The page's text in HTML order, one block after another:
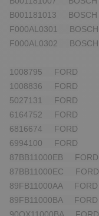
B001181013 BOSCH
F000AL0301 BOSCH
F000AL0302 BOSCH
1008795 FORD
1008836 FORD
5027131 FORD
6164752 FORD
6816674 FORD
6994100 FORD
87BB11000EB FORD
87BB11000EC FORD
89FB11000AA FORD
89FB11000BA FORD
90OX11000BA FORD